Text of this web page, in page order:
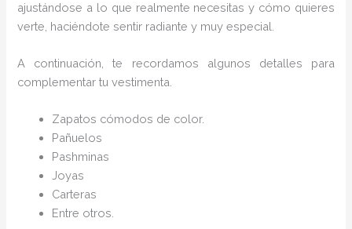
ajustándose a lo que realmente necesitas y cómo quieres
verte, haciéndote sentir radiante y muy especial.
A continuación, te recordamos algunos detalles para
complementar tu vestimenta.
Zapatos cómodos de color.
Pañuelos
Pashminas
Joyas
Carteras
Entre otros.